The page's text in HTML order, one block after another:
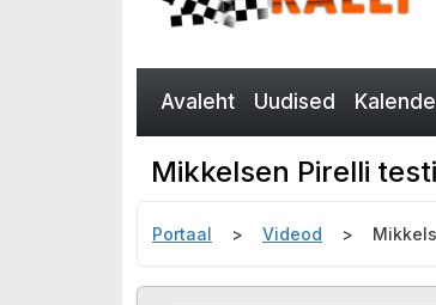
Avaleht Uudised
Mikkelsen Pirelli
Portaal Videod